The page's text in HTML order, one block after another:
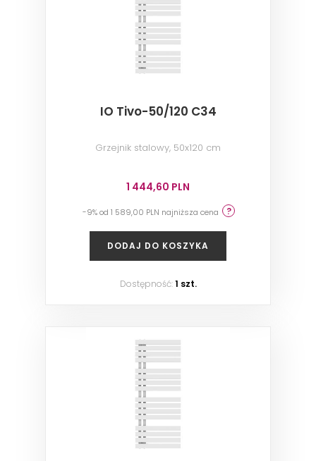
IO Tivo-50/120 C34
Grzejnik stalowy, 50x120 cm
1 444,60 PLN
-9% od 1 589,00 PLN najniższa cena
DODAJ DO KOSZYKA
Dostępność:1 szt.